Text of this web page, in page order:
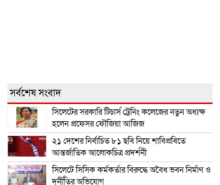
সর্বশেষ সংবাদ
সিলেটের সরকারি টিচার্স ট্রেনিং কলেজের নতুন অধ্যক্ষ
হলেন প্রফেসর ফৌজিয়া আজিজ
২১ দেশের নির্বাচিত ৮১ ছবি নিয়ে শাবিপ্রবিতে
আন্তর্জাতিক আলোকচিত্র প্রদর্শনী
সিলেটে সিসিক কর্মকর্তার বিরুদ্ধে অবৈধ ভবন নির্মাণ ও
দুর্নীতির অভিযোগ